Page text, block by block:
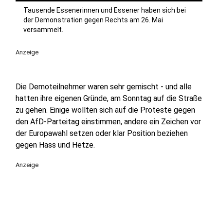
Tausende Essenerinnen und Essener haben sich bei
der Demonstration gegen Rechts am 26. Mai
versammelt.
Anzeige
Die Demoteilnehmer waren sehr gemischt - und alle
hatten ihre eigenen Gründe, am Sonntag auf die Straße
zu gehen. Einige wollten sich auf die Proteste gegen
den AfD-Parteitag einstimmen, andere ein Zeichen vor
der Europawahl setzen oder klar Position beziehen
gegen Hass und Hetze.
Anzeige